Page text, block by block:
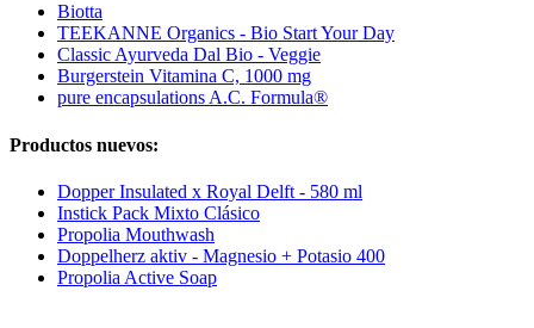
Biotta
TEEKANNE Organics - Bio Start Your Day
Classic Ayurveda Dal Bio - Veggie
Burgerstein Vitamina C, 1000 mg
pure encapsulations A.C. Formula®
Productos nuevos:
Dopper Insulated x Royal Delft - 580 ml
Instick Pack Mixto Clásico
Propolia Mouthwash
Doppelherz aktiv - Magnesio + Potasio 400
Propolia Active Soap